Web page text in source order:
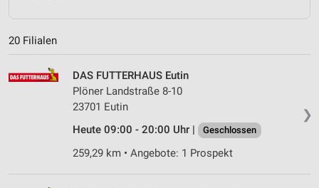
20 Filialen
❯
DAS FUTTERHAUS Eutin
Plöner Landstraße 8-10
23701 Eutin
Heute 09:00 - 20:00 Uhr |
Geschlossen
259,29 km • Angebote: 1 Prospekt